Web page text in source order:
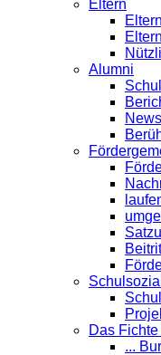
Eltern
Alumni
Das Fichte
...